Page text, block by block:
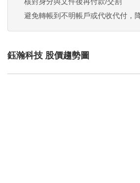
避免轉帳到不明帳戶或代收代付，
鈺瀚科技 股價趨勢圖